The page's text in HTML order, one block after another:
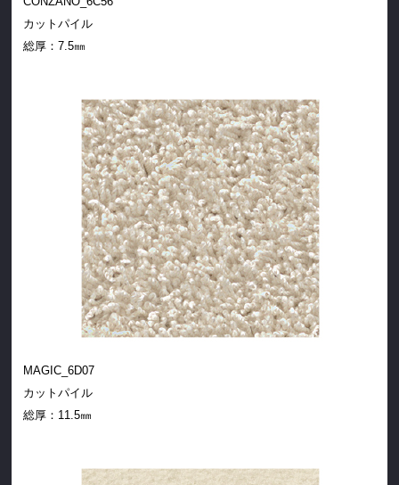
カットパイル
総厚：7.5㎜
MAGIC_6D07
カットパイル
総厚：11.5㎜